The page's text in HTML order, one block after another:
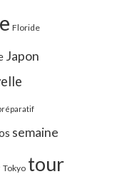
Floride
Japon
semaine
Tokyo tour